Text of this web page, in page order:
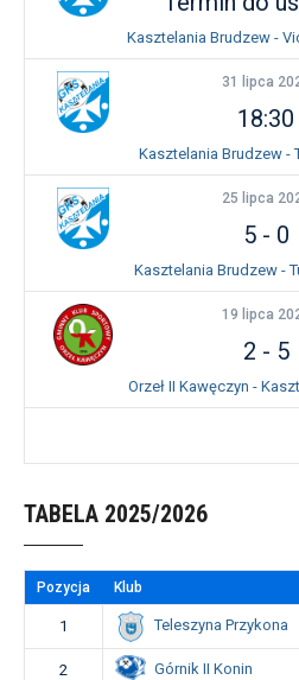
Kasztelania Brudzew -
31 lipca
18:30
Kasztelania Brudzew -
25 lipca
5- 0
Kasztelania Brudzew -
19 lipca
2 - 5
Orzeł II Kawęczyn -
TABELA 2025/2026
Pozycja Klub
1 Teleszyna Przykona
2 Górnik II Konin